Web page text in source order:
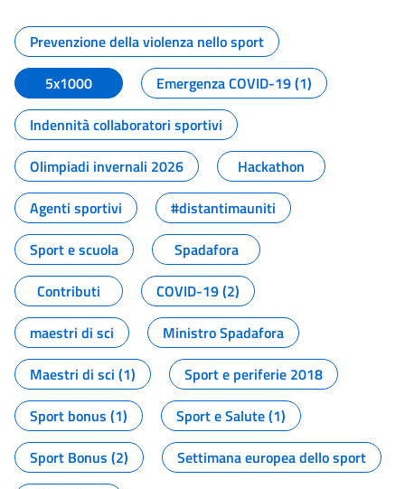
Tutti i contenuti della pagina
Prevenzione della violenza nello sport
5x1000
Emergenza COVID-19 (1)
Indennità collaboratori sportivi
Olimpiadi invernali 2026
Hackathon
Agenti sportivi
#distantimauniti
Sport e scuola
Spadafora
Contributi
COVID-19 (2)
maestri di sci
Ministro Spadafora
Maestri di sci (1)
Sport e periferie 2018
Sport bonus (1)
Sport e Salute (1)
Sport Bonus (2)
Settimana europea dello sport